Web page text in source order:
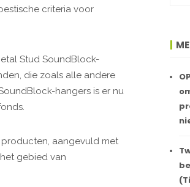
criteria voor
Stud SoundBlock-
die zoals alle andere
dBlock-hangers is er nu
aangevuld met
gebied van